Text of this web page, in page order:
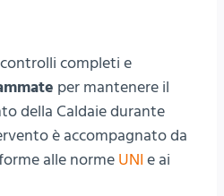
completi e
per mantenere il
della Caldaie durante
è accompagnato da
alle norme UNI e ai